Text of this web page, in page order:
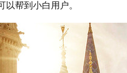
帮到小白用户。